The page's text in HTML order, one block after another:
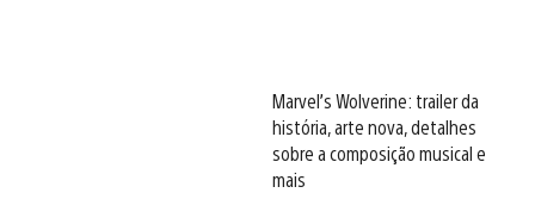
Marvel’s Wolverine: trailer da
história, arte nova, detalhes
sobre a composição musical e
mais